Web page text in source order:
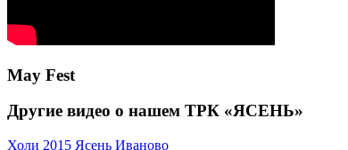
May Fest
Другие видео о нашем ТРК «ЯСЕНЬ»
Холи 2015 Ясень Иваново